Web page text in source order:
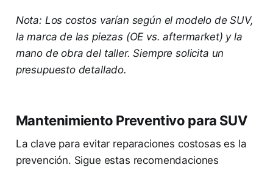
Nota: Los costos varían según el modelo de SUV,
la marca de las piezas (OE vs. aftermarket) y la
mano de obra del taller. Siempre solicita un
presupuesto detallado.
Mantenimiento Preventivo para SUV
La clave para evitar reparaciones costosas es la
prevención. Sigue estas recomendaciones